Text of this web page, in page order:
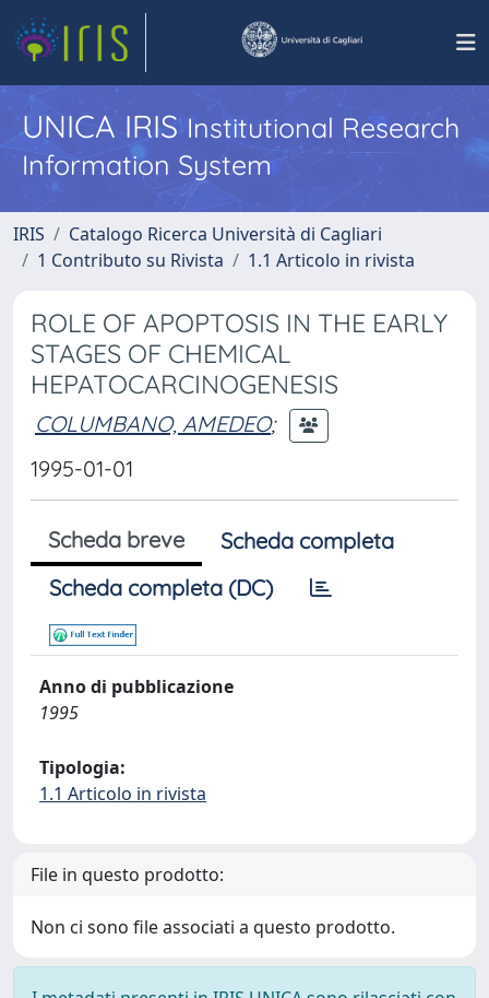
UNICA IRISInstitutional Research
Information System
IRIS
Catalogo Ricerca Università di Cagliari
1 Contributo su Rivista
1.1 Articolo in rivista
ROLE OF APOPTOSIS IN THE EARLY
STAGES OF CHEMICAL
HEPATOCARCINOGENESIS
COLUMBANO, AMEDEO;
1995-01-01
Scheda breve
Scheda completa
Scheda completa (DC)
Anno di pubblicazione
1995
Tipologia:
1.1 Articolo in rivista
File in questo prodotto:
Non ci sono file associati a questo prodotto.